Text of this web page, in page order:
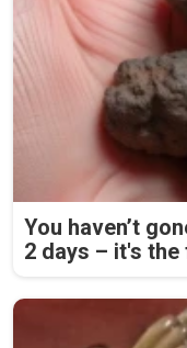
You haven’t
2 days – it's